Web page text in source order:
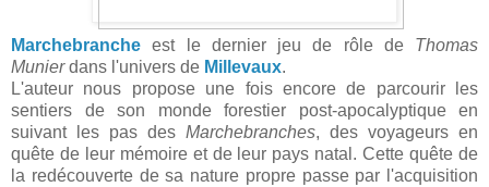
Marchebranche est le dernier jeu de rôle de Thomas
Munierdans l'univers de Millevaux.
L'auteur nous propose une fois encore de parcourir les
sentiers de son monde forestier post-apocalyptique en
suivant les pas des Marchebranches, des voyageurs en
quête de leur mémoire et de leur pays natal. Cette quête de
la redécouverte de sa nature propre passe par l'acquisition